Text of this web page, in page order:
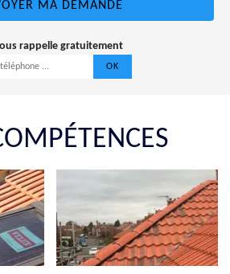
rappelle gratuitement